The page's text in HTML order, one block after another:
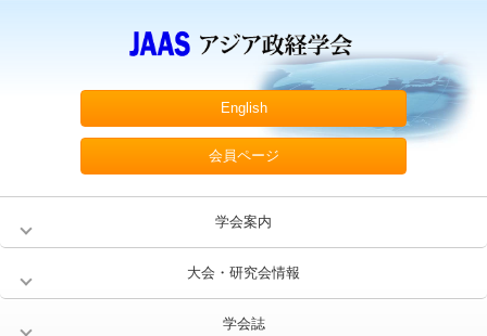
English
会員ページ
学会案内
大会・研究会情報
学会誌